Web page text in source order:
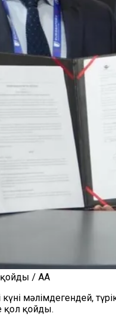
/ AA
мәлімдегендей,
қол қойды.